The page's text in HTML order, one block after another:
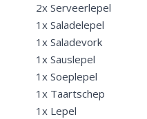
2x Serveerlepel
1x Saladelepel
1x Saladevork
1x Sauslepel
1x Soeplepel
1x Taartschep
1x Lepel